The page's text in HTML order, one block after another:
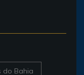
do Bahia